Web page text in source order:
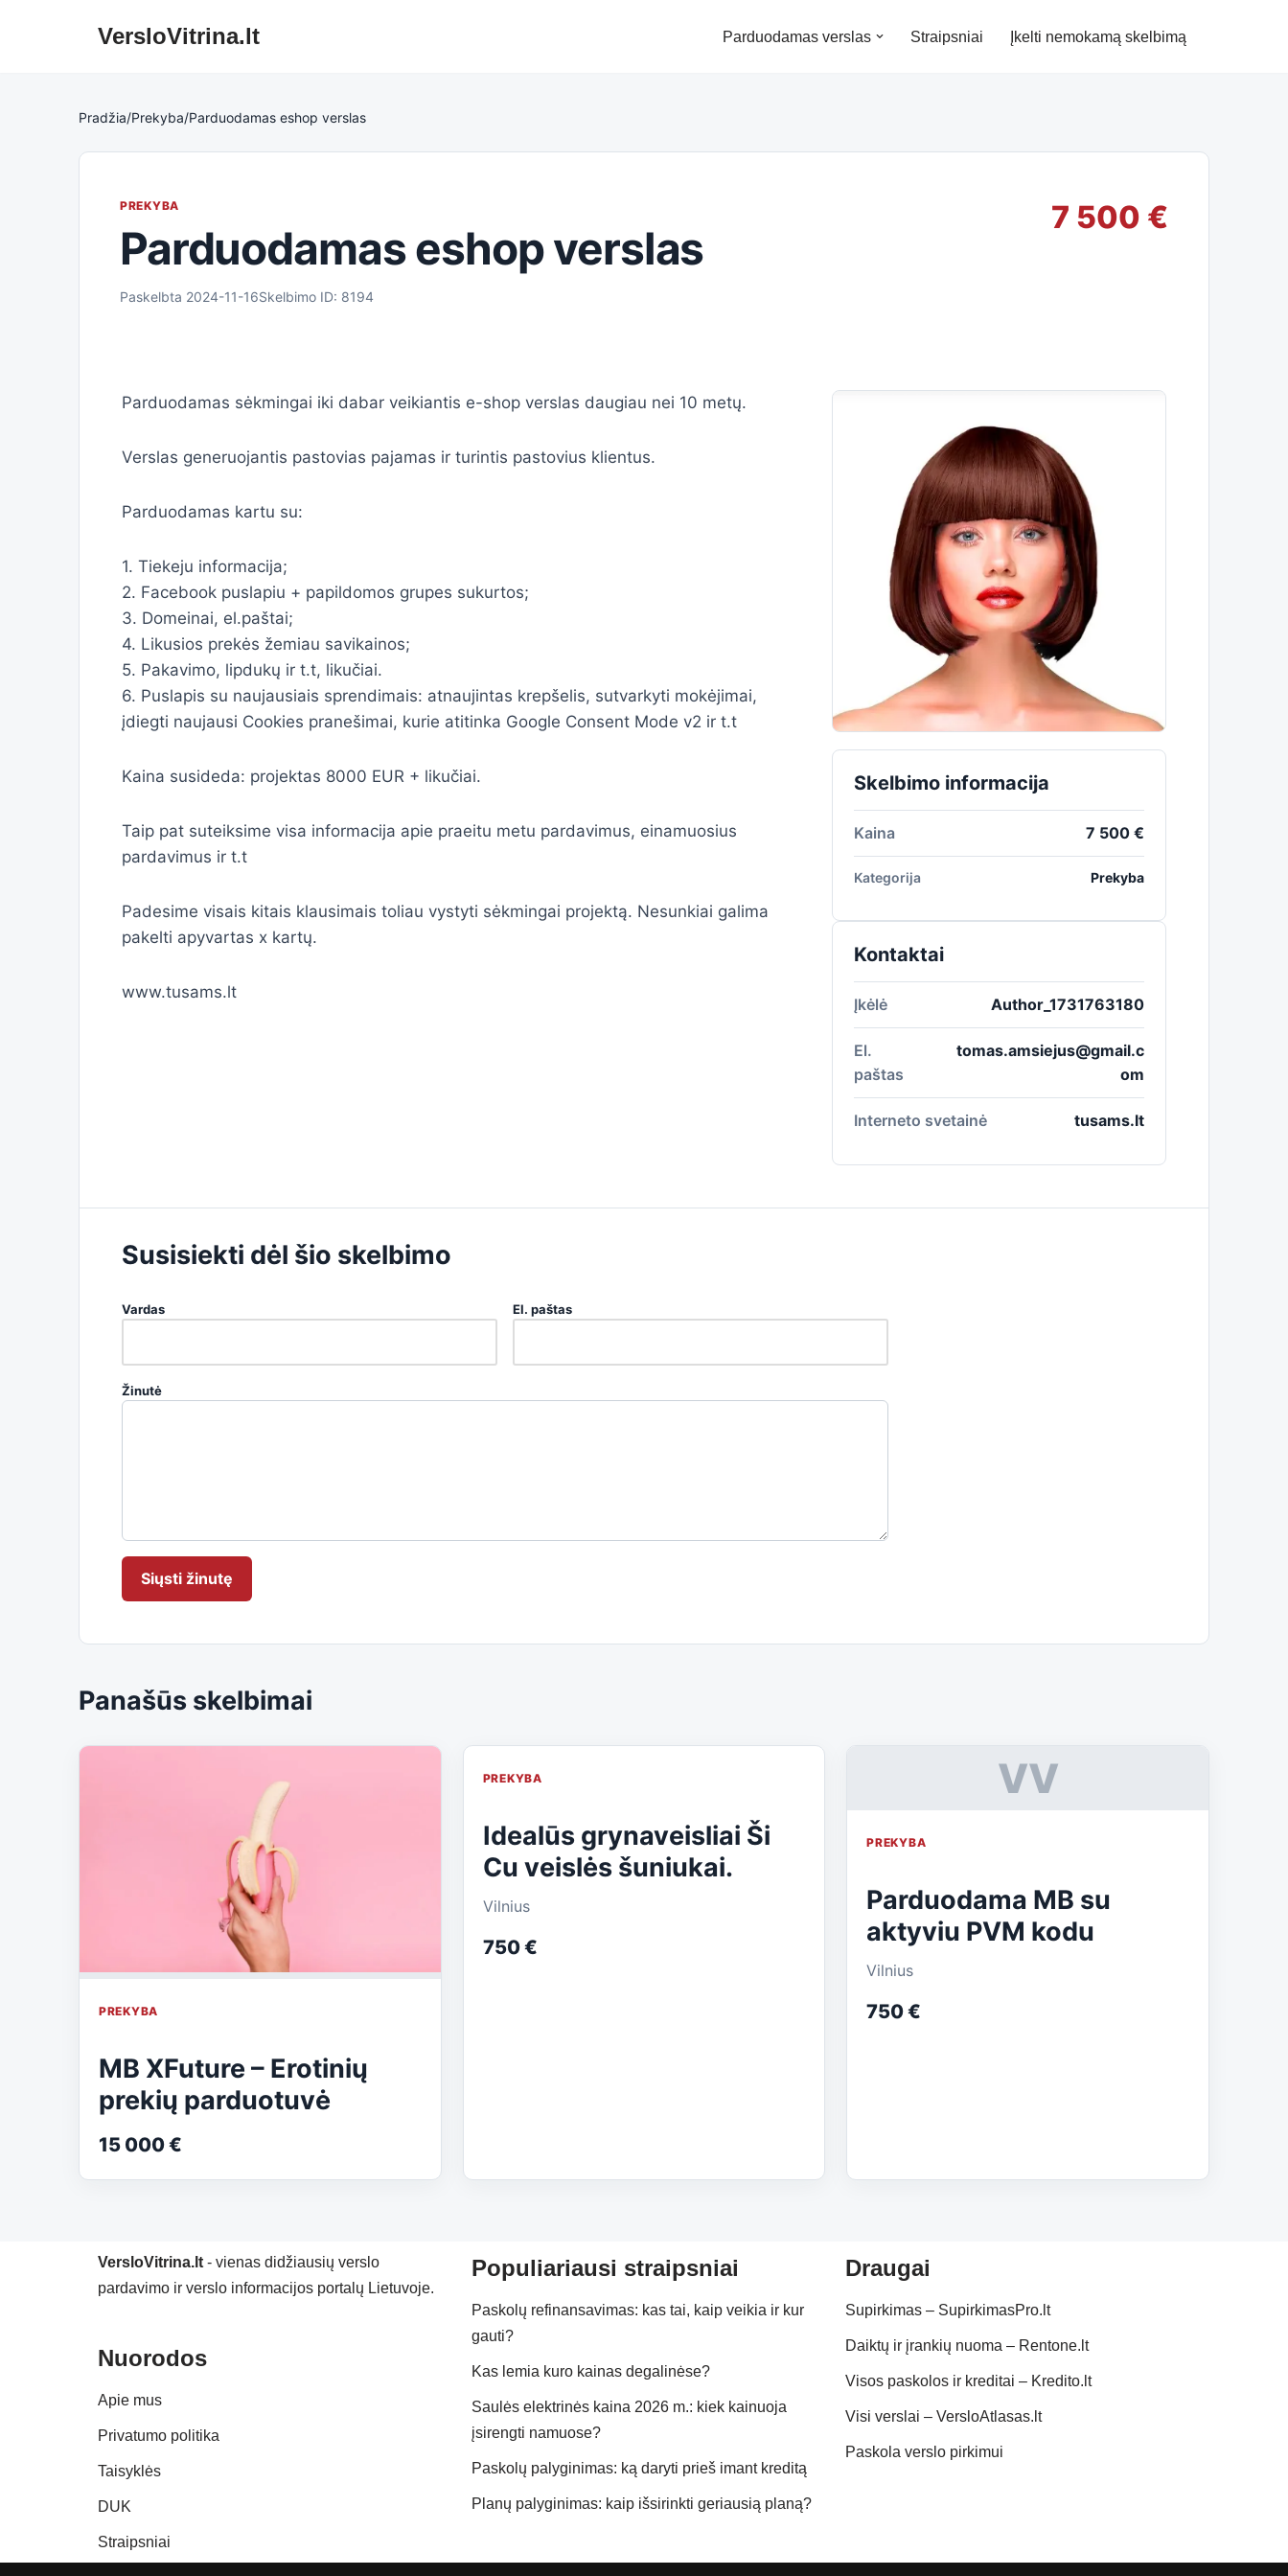
VersloVitrina.lt Parduodamas verslas Straipsniai Įkelti nemokamą skelbimą
Pradžia/Prekyba/Parduodamas eshop verslas
PREKYBA
Parduodamas eshop verslas
Paskelbta 2024-11-16Skelbimo ID: 8194
7 500 €
Parduodamas sėkmingai iki dabar veikiantis e-shop verslas daugiau nei 10 metų.
Verslas generuojantis pastovias pajamas ir turintis pastovius klientus.
Parduodamas kartu su:
1. Tiekeju informacija;
2. Facebook puslapiu + papildomos grupes sukurtos;
3. Domeinai, el.paštai;
4. Likusios prekės žemiau savikainos;
5. Pakavimo, lipdukų ir t.t, likučiai.
6. Puslapis su naujausiais sprendimais: atnaujintas krepšelis, sutvarkyti mokėjimai,
įdiegti naujausi Cookies pranešimai, kurie atitinka Google Consent Mode v2 ir t.t
Kaina susideda: projektas 8000 EUR + likučiai.
Taip pat suteiksime visa informacija apie praeitu metu pardavimus, einamuosius
pardavimus ir t.t
Padesime visais kitais klausimais toliau vystyti sėkmingai projektą. Nesunkiai galima
pakelti apyvartas x kartų.
www.tusams.lt
Skelbimo informacija
Kaina 7 500 €
Kategorija Prekyba
Kontaktai
Įkėlė Author_1731763180
El.
paštas
tomas.amsiejus@gmail.c
om
Interneto svetainė tusams.lt
Susisiekti dėl šio skelbimo
Vardas El. paštas
Žinutė
Siųsti žinutę
Panašūs skelbimai
PREKYBA
MB XFuture – Erotinių
prekių parduotuvė
15 000 €
PREKYBA
Idealūs grynaveisliai Ši
Cu veislės šuniukai.
Vilnius
750 €
VV
PREKYBA
Parduodama MB su
aktyviu PVM kodu
Vilnius
750 €
VersloVitrina.lt - vienas didžiausių verslo
pardavimo ir verslo informacijos portalų Lietuvoje.
Nuorodos
Apie mus
Privatumo politika
Taisyklės
DUK
Straipsniai
Populiariausi straipsniai
Paskolų refinansavimas: kas tai, kaip veikia ir kur
gauti?
Kas lemia kuro kainas degalinėse?
Saulės elektrinės kaina 2026 m.: kiek kainuoja
įsirengti namuose?
Paskolų palyginimas: ką daryti prieš imant kreditą
Planų palyginimas: kaip išsirinkti geriausią planą?
Draugai
Supirkimas – SupirkimasPro.lt
Daiktų ir įrankių nuoma – Rentone.lt
Visos paskolos ir kreditai – Kredito.lt
Visi verslai – VersloAtlasas.lt
Paskola verslo pirkimui